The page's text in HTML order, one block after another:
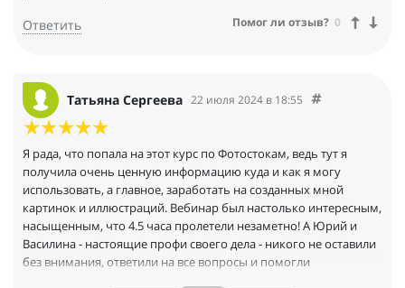
Ответить Помог ли отзыв? 0
Татьяна Сергеева 22 июля 2024 в 18:55
Я рада, что попала на этот курс по Фотостокам, ведь тут я
получила очень ценную информацию куда и как я могу
использовать, а главное, заработать на созданных мной
картинок и иллюстраций. Вебинар был настолько интересным,
насыщенным, что 4.5 часа пролетели незаметно! А Юрий и
Василина - настоящие профи своего дела - никого не оставили
без внимания, ответили на все вопросы и помогли